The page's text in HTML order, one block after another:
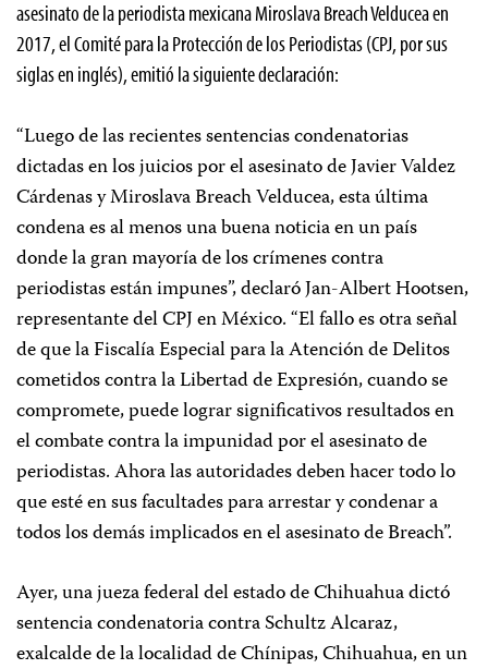
asesinato de la periodista mexicana Miroslava Breach Velducea en
2017, el Comité para la Protección de los Periodistas (CPJ, por sus
siglas en inglés), emitió la siguiente declaración:
“Luego de las recientes sentencias condenatorias
dictadas en los juicios por el asesinato de Javier Valdez
Cárdenas y Miroslava Breach Velducea, esta última
condena es al menos una buena noticia en un país
donde la gran mayoría de los crímenes contra
periodistas están impunes”, declaró Jan-Albert Hootsen,
representante del CPJ en México. “El fallo es otra señal
de que la Fiscalía Especial para la Atención de Delitos
cometidos contra la Libertad de Expresión, cuando se
compromete, puede lograr significativos resultados en
el combate contra la impunidad por el asesinato de
periodistas. Ahora las autoridades deben hacer todo lo
que esté en sus facultades para arrestar y condenar a
todos los demás implicados en el asesinato de Breach”.
Ayer, una jueza federal del estado de Chihuahua dictó
sentencia condenatoria contra Schultz Alcaraz,
exalcalde de la localidad de Chínipas, Chihuahua, en un